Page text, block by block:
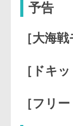
予告
［大海
［ドキ
［フリ